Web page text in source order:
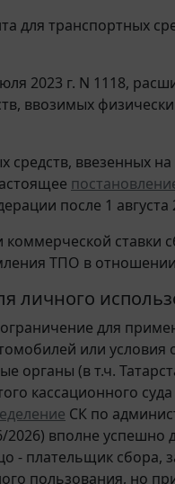
для транспортных
2023 г. N 1118,
ввозимых
ввезенных
после 1 августа
ставки
ТПО в
личного
для
или условия
органы (в т.ч.
кассационного
СК по
2026) вполне
- плательщик сбора,
пользования, но